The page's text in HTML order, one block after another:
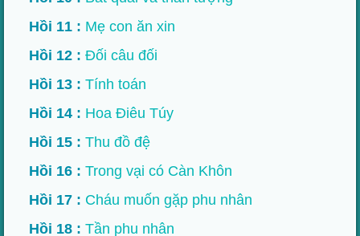
Hồi 11 : Mẹ con ăn xin
Hồi 12 : Đối câu đối
Hồi 13 : Tính toán
Hồi 14 : Hoa Điêu Túy
Hồi 15 : Thu đồ đệ
Hồi 16 : Trong vại có Càn Khôn
Hồi 17 : Cháu muốn gặp phu nhân
Hồi 18 : Tần phu nhân